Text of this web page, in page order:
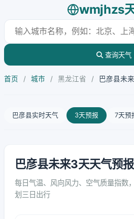
wmjhzs
查询天气
首页 / 城市 / 黑龙江省 / 巴彦县未
巴彦县实时天气 3天预报 7天预
巴彦县未来3天天气预报
每日气温、风向风力、空气质量指数
划三日出行